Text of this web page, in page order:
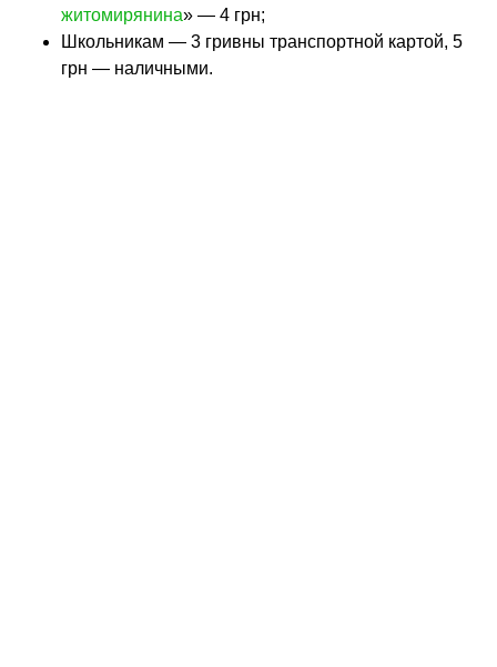
житомирянина» — 4 грн;
Школьникам — 3 гривны транспортной картой, 5
грн — наличными.